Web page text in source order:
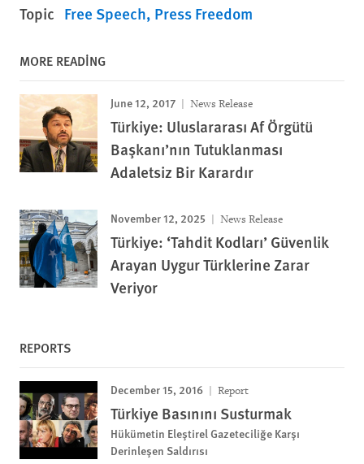
Topic Free Speech Press Freedom
MORE READING
June 12, 2017 News Release
Türkiye: Uluslararası Af Örgütü
Başkanı’nın Tutuklanması
Adaletsiz Bir Karardır
November 12, 2025 News Release
Türkiye: ‘Tahdit Kodları’ Güvenlik
Arayan Uygur Türklerine Zarar
Veriyor
REPORTS
December 15, 2016 Report
Türkiye Basınını Susturmak
Hükümetin Eleştirel Gazeteciliğe Karşı
Derinleşen Saldırısı